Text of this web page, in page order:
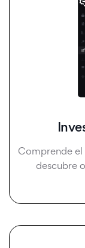
Comprende
descubre